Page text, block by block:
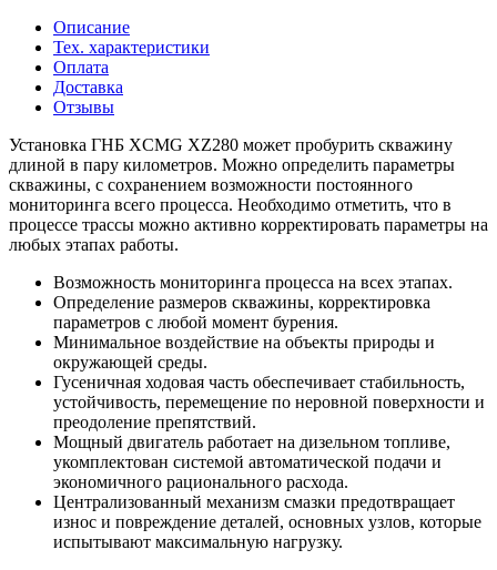
Описание
Тех. характеристики
Оплата
Доставка
Отзывы
Установка ГНБ XCMG XZ280 может пробурить скважину
длиной в пару километров. Можно определить параметры
скважины, с сохранением возможности постоянного
мониторинга всего процесса. Необходимо отметить, что в
процессе трассы можно активно корректировать параметры на
любых этапах работы.
Возможность мониторинга процесса на всех этапах.
Определение размеров скважины, корректировка
параметров с любой момент бурения.
Минимальное воздействие на объекты природы и
окружающей среды.
Гусеничная ходовая часть обеспечивает стабильность,
устойчивость, перемещение по неровной поверхности и
преодоление препятствий.
Мощный двигатель работает на дизельном топливе,
укомплектован системой автоматической подачи и
экономичного рационального расхода.
Централизованный механизм смазки предотвращает
износ и повреждение деталей, основных узлов, которые
испытывают максимальную нагрузку.